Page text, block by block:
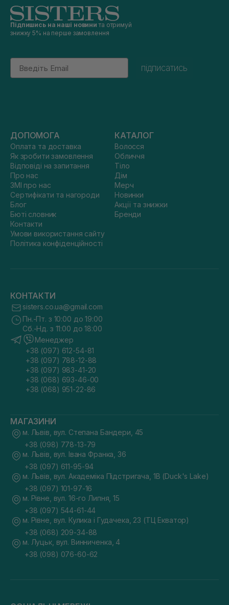
Підпишись на наші новини та отримуй
знижку 5% на перше замовлення
Email
підписатись
ДОПОМОГА
Оплата та доставка
Як зробити замовлення
Відповіді на запитання
Про нас
ЗМІ про нас
Сертифікати та нагороди
Блог
Бюті словник
Контакти
Умови використання сайту
Політика конфіденційності
КАТАЛОГ
Волосся
Обличчя
Тіло
Дім
Мерч
Новинки
Акції та знижки
Бренди
КОНТАКТИ
sisters.co.ua@gmail.com
Пн.-Пт. з 10:00 до 19:00
Сб.-Нд. з 11:00 до 18:00
Менеджер
+38 (097) 612-54-81
+38 (097) 788-12-88
+38 (097) 983-41-20
+38 (068) 693-46-00
+38 (068) 951-22-86
МАГАЗИНИ
м. Львів, вул. Степана Бандери, 45
+38 (098) 778-13-79
м. Львів, вул. Івана Франка, 36
+38 (097) 611-95-94
м. Львів, вул. Академіка Підстригача, 1В (Duck's Lake)
+38 (097) 101-97-16
м. Рівне, вул. 16-го Липня, 15
+38 (097) 544-61-44
м. Рівне, вул. Кулика і Гудачека, 23 (ТЦ Екватор)
+38 (068) 209-34-88
м. Луцьк, вул. Винниченка, 4
+38 (098) 076-60-62